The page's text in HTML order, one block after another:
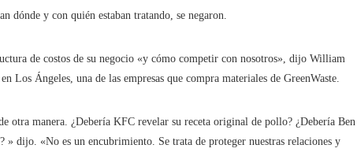
dónde y con quién estaban tratando, se negaron.
de costos de su negocio «y cómo competir con nosotros», dijo William
Los Ángeles, una de las empresas que compra materiales de GreenWaste.
otra manera. ¿Debería KFC revelar su receta original de pollo? ¿Debería Ben
» dijo. «No es un encubrimiento. Se trata de proteger nuestras relaciones y